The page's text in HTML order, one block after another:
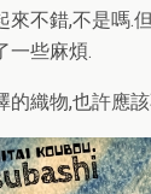
來不錯,不是嗎.
一些麻煩.
的織物,也許應